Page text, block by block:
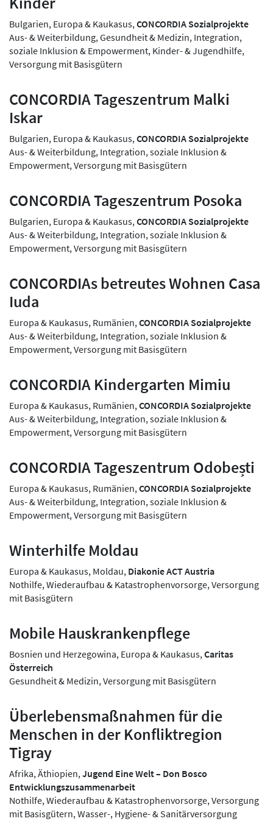
Bulgarien, Europa & Kaukasus, CONCORDIA Sozialprojekte
Aus- & Weiterbildung, Gesundheit & Medizin, Integration,
soziale Inklusion & Empowerment, Kinder- & Jugendhilfe,
Versorgung mit Basisgütern
CONCORDIA Tageszentrum Malki
Iskar
Bulgarien, Europa & Kaukasus, CONCORDIA Sozialprojekte
Aus- & Weiterbildung, Integration, soziale Inklusion &
Empowerment, Versorgung mit Basisgütern
CONCORDIA Tageszentrum Posoka
Bulgarien, Europa & Kaukasus, CONCORDIA Sozialprojekte
Aus- & Weiterbildung, Integration, soziale Inklusion &
Empowerment, Versorgung mit Basisgütern
CONCORDIAs betreutes Wohnen Casa
Iuda
Europa & Kaukasus, Rumänien, CONCORDIA Sozialprojekte
Aus- & Weiterbildung, Integration, soziale Inklusion &
Empowerment, Versorgung mit Basisgütern
CONCORDIA Kindergarten Mimiu
Europa & Kaukasus, Rumänien, CONCORDIA Sozialprojekte
Aus- & Weiterbildung, Integration, soziale Inklusion &
Empowerment, Versorgung mit Basisgütern
CONCORDIA Tageszentrum Odobești
Europa & Kaukasus, Rumänien, CONCORDIA Sozialprojekte
Aus- & Weiterbildung, Integration, soziale Inklusion &
Empowerment, Versorgung mit Basisgütern
Winterhilfe Moldau
Europa & Kaukasus, Moldau, Diakonie ACT Austria
Nothilfe, Wiederaufbau & Katastrophenvorsorge, Versorgung
mit Basisgütern
Mobile Hauskrankenpflege
Bosnien und Herzegowina, Europa & Kaukasus, Caritas
Österreich
Gesundheit & Medizin, Versorgung mit Basisgütern
Überlebensmaßnahmen für die
Menschen in der Konfliktregion
Tigray
Afrika, Äthiopien, Jugend Eine Welt – Don Bosco
Entwicklungszusammenarbeit
Nothilfe, Wiederaufbau & Katastrophenvorsorge, Versorgung
mit Basisgütern, Wasser-, Hygiene- & Sanitärversorgung